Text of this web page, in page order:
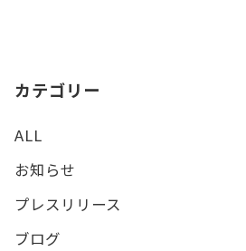
カテゴリー
ALL
お知らせ
プレスリリース
ブログ